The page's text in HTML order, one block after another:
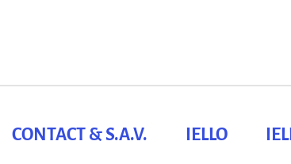
CONTACT & S.A.V. IELLO